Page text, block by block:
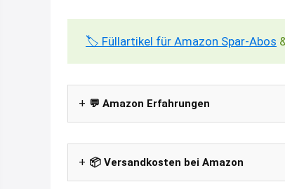
🏷️ Füllartikel für Amazon Spar-Abos
💬 Amazon Erfahrungen
📦 Versandkosten bei Amazon